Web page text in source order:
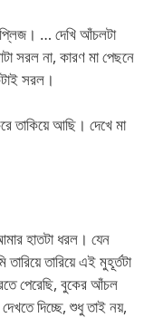
… দেখি আঁচলটা
সরল না, কারণ মা পেছনে
সরল।
তাকিয়ে আছি। দেখে মা
হাতটা ধরল। যেন
তারিয়ে এই মুহূর্তটা
পেরেছি, বুকের আঁচল
দিচ্ছে, শুধু তাই নয়,